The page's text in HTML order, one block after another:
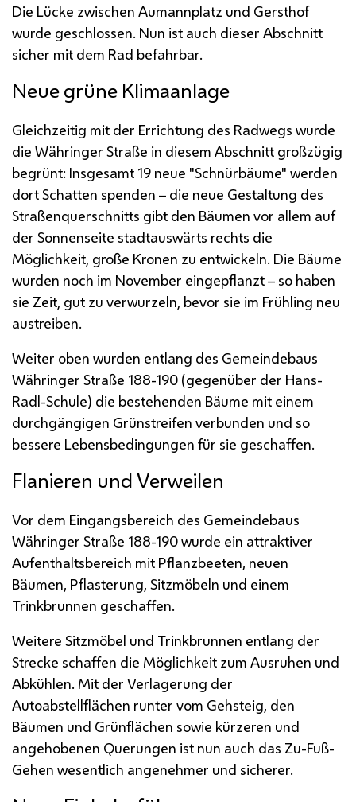
Die Lücke zwischen Aumannplatz und Gersthof
wurde geschlossen. Nun ist auch dieser Abschnitt
sicher mit dem Rad befahrbar.
Neue grüne Klimaanlage
Gleichzeitig mit der Errichtung des Radwegs wurde
die Währinger Straße in diesem Abschnitt großzügig
begrünt: Insgesamt 19 neue "Schnürbäume" werden
dort Schatten spenden – die neue Gestaltung des
Straßenquerschnitts gibt den Bäumen vor allem auf
der Sonnenseite stadtauswärts rechts die
Möglichkeit, große Kronen zu entwickeln. Die Bäume
wurden noch im November eingepflanzt – so haben
sie Zeit, gut zu verwurzeln, bevor sie im Frühling neu
austreiben.
Weiter oben wurden entlang des Gemeindebaus
Währinger Straße 188-190 (gegenüber der Hans-
Radl-Schule) die bestehenden Bäume mit einem
durchgängigen Grünstreifen verbunden und so
bessere Lebensbedingungen für sie geschaffen.
Flanieren und Verweilen
Vor dem Eingangsbereich des Gemeindebaus
Währinger Straße 188-190 wurde ein attraktiver
Aufenthaltsbereich mit Pflanzbeeten, neuen
Bäumen, Pflasterung, Sitzmöbeln und einem
Trinkbrunnen geschaffen.
Weitere Sitzmöbel und Trinkbrunnen entlang der
Strecke schaffen die Möglichkeit zum Ausruhen und
Abkühlen. Mit der Verlagerung der
Autoabstellflächen runter vom Gehsteig, den
Bäumen und Grünflächen sowie kürzeren und
angehobenen Querungen ist nun auch das Zu-Fuß-
Gehen wesentlich angenehmer und sicherer.